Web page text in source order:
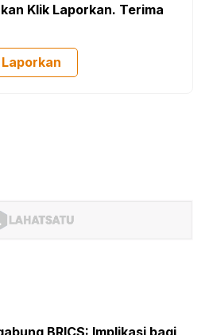
Klik Laporkan. Terima
Laporkan